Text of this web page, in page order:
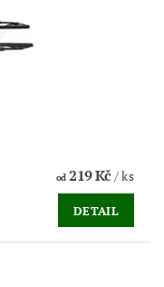
od219 Kč/ ks
DETAIL